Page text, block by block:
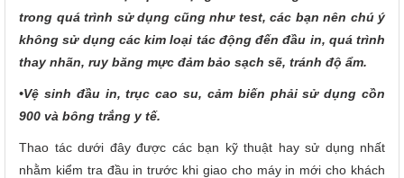
trong quá trình sử dụng cũng như test, các bạn nên chú ý
không sử dụng các kim loại tác động đến đầu in, quá trình
thay nhãn, ruy băng mực đảm bảo sạch sẽ, tránh độ ẩm.
•Vệ sinh đầu in, trục cao su, cảm biến phải sử dụng cồn
900 và bông trắng y tế.
Thao tác dưới đây được các bạn kỹ thuật hay sử dụng nhất
nhằm kiểm tra đầu in trước khi giao cho máy in mới cho khách